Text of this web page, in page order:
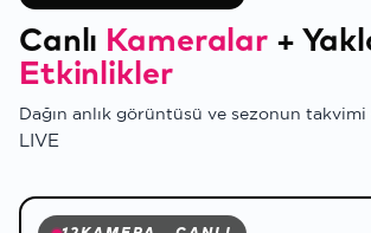
✻
Canlı Kameralar +
Etkinlikler
Dağın anlık görüntüsü ve sezonun takvimi
LIVE